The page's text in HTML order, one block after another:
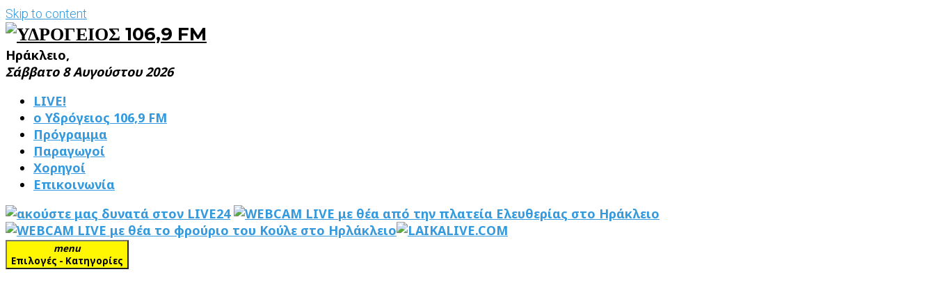
Skip to content
Ηράκλειο,
Σάββατο 8 Αυγούστου 2026
LIVE!
ο Υδρόγειος 106,9 FM
Πρόγραμμα
Παραγωγοί
Χορηγοί
Επικοινωνία
menu
Επιλογές - Κατηγορίες